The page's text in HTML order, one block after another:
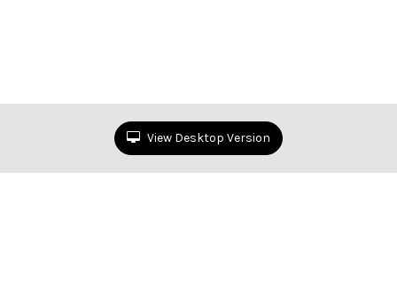
View Desktop Version